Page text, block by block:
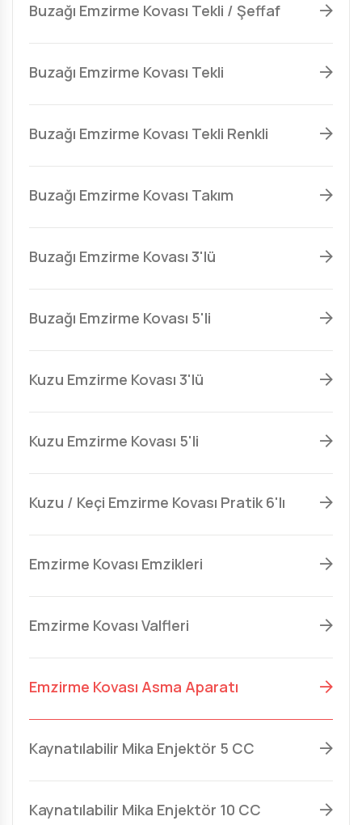
Buzağı Emzirme Kovası Tekli / Şeffaf
Buzağı Emzirme Kovası Tekli
Buzağı Emzirme Kovası Tekli Renkli
Buzağı Emzirme Kovası Takım
Buzağı Emzirme Kovası 3'lü
Buzağı Emzirme Kovası 5'li
Kuzu Emzirme Kovası 3'lü
Kuzu Emzirme Kovası 5'li
Kuzu / Keçi Emzirme Kovası Pratik 6'lı
Emzirme Kovası Emzikleri
Emzirme Kovası Valfleri
Emzirme Kovası Asma Aparatı
Kaynatılabilir Mika Enjektör 5 CC
Kaynatılabilir Mika Enjektör 10 CC